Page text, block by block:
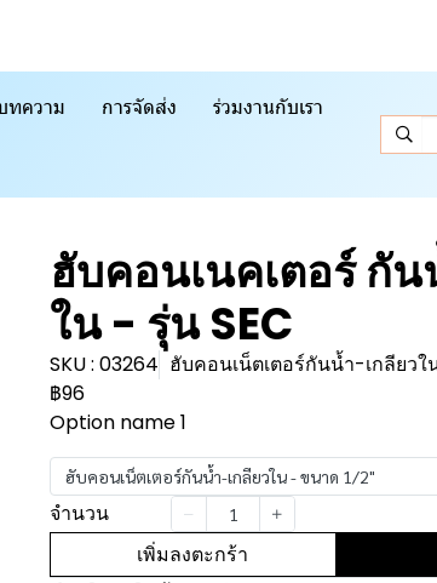
ทความ การจัดส่ง ร่วมงานกับเรา
ฮับคอนเนคเตอร์ กั
ใน - รุ่น SEC
SKU : 03264 ฮับคอนเน็ตเตอร์กันน้ำ-เกลียว
฿96
Option name 1
ฮับคอนเน็ตเตอร์กันน้ำ-เกลียวใน - ขนาด 1/2"
จำนวน
เพิ่มลงตะกร้า